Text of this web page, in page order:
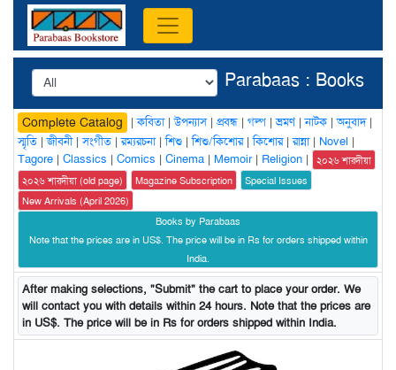
Parabaas : Books
Complete Catalog |কবিতা|উপন্যাস| প্রবন্ধ | গল্প |ভ্রমণ|নাটক |অনুবাদ|
স্মৃতি |জীবনী|সংগীত |রম্যরচনা|শিশু |শিশু/কিশোর|কিশোর|রান্না| Novel |
Tagore | Classics | Comics | Cinema | Memoir| Religion |
২০২৬ শারদীয়া
২০২৬ শারদীয়া (old page)
Magazine Subscription
Special Issues
New Arrivals (April 2026)
Books by Parabaas
Note that the prices are in US$. The price will be in Rs for orders shipped within
India.
After making selections, "Submit" the cart to place your order. We
will contact you with details within 24 hours. Note that the prices are
in US$. The price will be in Rs for orders shipped within India.